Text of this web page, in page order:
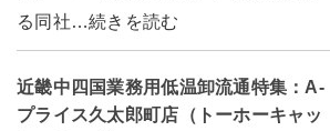
る同社…続きを読む
近畿中四国業務用低温卸流通特集：A-
プライス久太郎町店（トーホーキャッ